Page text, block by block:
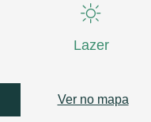
Lazer
Ver no mapa